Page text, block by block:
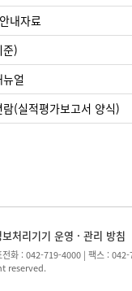
내자료
)
얼
(실적평가보고서 양식)
처리기기 운영 · 관리 방침
전화 : 042-719-4000 | 팩스 :
reserved.